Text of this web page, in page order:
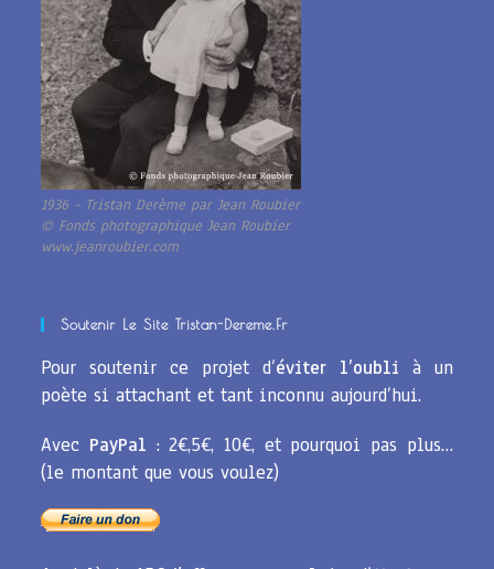
1936 - Tristan Derème par Jean Roubier
© Fonds photographique Jean Roubier
www.jeanroubier.com
Soutenir Le Site Tristan-Dereme.fr
Pour soutenir ce projet d’éviter l’oubli à un
poète si attachant et tant inconnu aujourd’hui.
Avec PayPal : 2€,5€, 10€, et pourquoi pas plus…
(le montant que vous voulez)